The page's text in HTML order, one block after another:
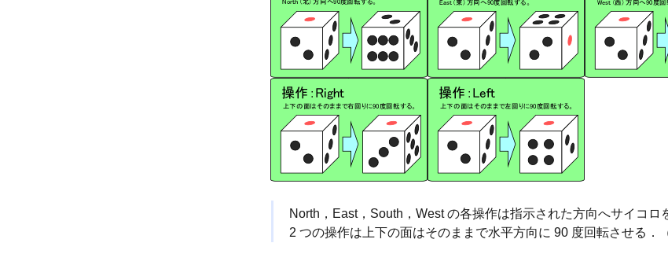
North，East，South，West の各操作は指示された方向へサイコ
2 つの操作は上下の面はそのままで水平方向に 90 度回転させる．